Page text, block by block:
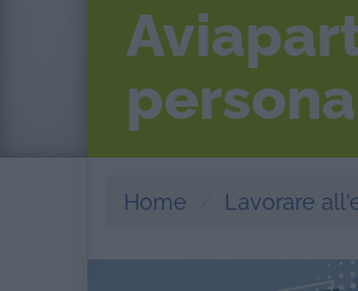
Home Lavorare